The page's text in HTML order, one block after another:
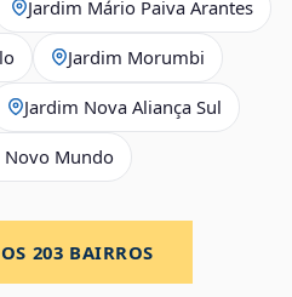
Jardim Mário Paiva Arantes
Jardim Morumbi
Jardim Nova Aliança Sul
Novo Mundo
203 BAIRROS